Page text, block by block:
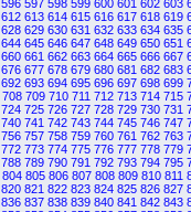
596 597 598 599 600 601 602 603
612 613 614 615 616 617 618 619
628 629 630 631 632 633 634 635
644 645 646 647 648 649 650 651
660 661 662 663 664 665 666 667
676 677 678 679 680 681 682 683
692 693 694 695 696 697 698 699
708 709 710 711 712 713 714 715
724 725 726 727 728 729 730 731
740 741 742 743 744 745 746 747
756 757 758 759 760 761 762 763
772 773 774 775 776 777 778 779
788 789 790 791 792 793 794 795
804 805 806 807 808 809 810 811
820 821 822 823 824 825 826 827
836 837 838 839 840 841 842 843